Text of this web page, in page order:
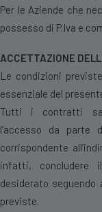
Per le Aziende che
possesso di P.Iva e
ACCETTAZIONE
Le condizioni
essenziale del
Tutti i contratti
l’accesso da parte
corrispondente
infatti, concludere
desiderato
previste.